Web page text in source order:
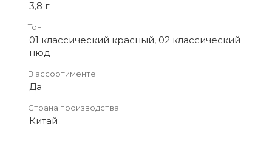
3,8 г
Тон
01 классический красный, 02 классический
нюд
В ассортименте
Да
Страна производства
Китай